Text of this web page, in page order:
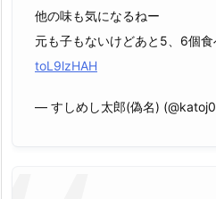
他の味も気になるねー
元も子もないけどあと5、6個
toL9lzHAH
— すしめし太郎(偽名)